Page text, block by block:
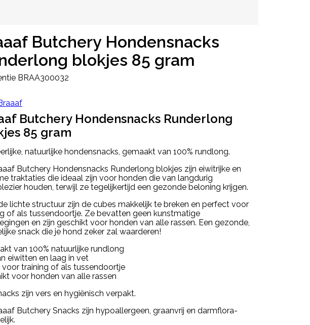
Butchery Hondensnacks
blokjes 85 gram
BRAA300032
Butchery Hondensnacks Runderlong
85 gram
natuurlijke hondensnacks, gemaakt van 100% rundlong.
Butchery Hondensnacks Runderlong blokjes zijn eiwitrijke en
traktaties die ideaal zijn voor honden die van langdurig
houden, terwijl ze tegelijkertijd een gezonde beloning krijgen.
lichte structuur zijn de cubes makkelijk te breken en perfect voor
of als tussendoortje. Ze bevatten geen kunstmatige
en zijn geschikt voor honden van alle rassen. Een gezonde,
snack die je hond zeker zal waarderen!
van 100% natuurlijke rundlong
eiwitten en laag in vet
voor training of als tussendoortje
voor honden van alle rassen
zijn vers en hygiënisch verpakt.
Butchery Snacks zijn hypoallergeen, graanvrij en darmflora-